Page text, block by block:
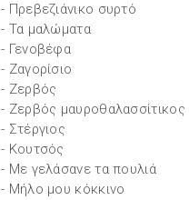
- Πρεβεζιάνικο συρτό
- Τα μαλώματα
- Γενοβέφα
- Ζαγορίσιο
- Ζερβός
- Ζερβός μαυροθαλασσίτικος
- Στέργιος
- Κουτσός
- Με γελάσανε τα πουλιά
- Μήλο μου κόκκινο